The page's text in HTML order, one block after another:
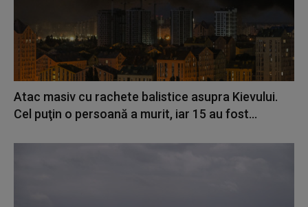
Atac masiv cu rachete balistice asupra Kievului.
Cel puţin o persoană a murit, iar 15 au fost...